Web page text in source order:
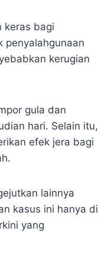
keras bagi
penyalahgunaan
kerugian
gula dan
hari. Selain itu,
efek jera bagi
lainnya
kasus ini hanya di
yang